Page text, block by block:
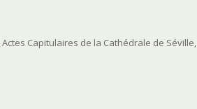
Capitulaires de la Cathédrale de Séville,